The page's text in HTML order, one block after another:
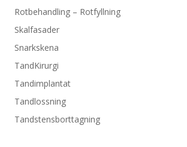
Rotbehandling – Rotfyllning
Skalfasader
Snarkskena
TandKirurgi
Tandimplantat
Tandlossning
Tandstensborttagning